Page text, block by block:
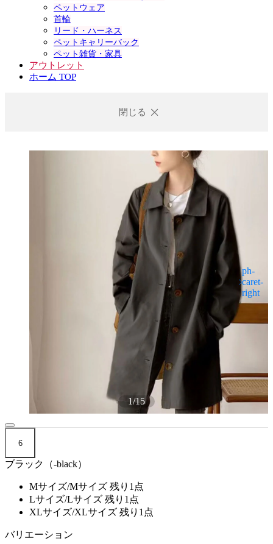
ペットウェア
首輪
リード・ハーネス
ペットキャリーバック
ペット雑貨・家具
アウトレット
ホーム TOP
閉じる
1/15
6
ブラック（-black）
Mサイズ/Mサイズ 残り1点
Lサイズ/Lサイズ 残り1点
XLサイズ/XLサイズ 残り1点
バリエーション